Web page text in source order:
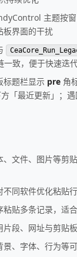
主题按
板界面的干扰
致，便于快速迭
标题栏显示 pre 角
「最近更新」；
、文件、图片等剪
不同软件优化粘贴
粘贴多条记录，适
片段、网址与剪贴
景、字体、行为等